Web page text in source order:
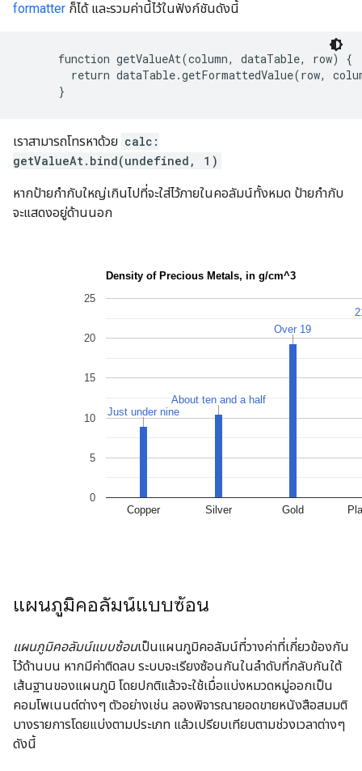
formatter ก็ได้ และรวมค่านี้ไว้ในฟังก์ชันดังนี้
      function getValueAt(column, dataTable, row) {
return dataTable.getFormattedValue(row,
เราสามารถโทรหาด้วย calc:
getValueAt.bind(undefined, 1)
หากป้ายกำกับใหญ่เกินไปที่จะใส่ไว้ภายในคอลัมน์ทั้งหมด ป้ายกำกับ
จะแสดงอยู่ด้านนอก
แผนภูมิคอลัมน์แบบซ้อน
แผนภูมิคอลัมน์แบบซ้อนเป็นแผนภูมิคอลัมน์ที่วางค่าที่เกี่ยวข้องกัน
ไว้ด้านบน หากมีค่าติดลบ ระบบจะเรียงซ้อนกันในลำดับที่กลับกันใต้
เส้นฐานของแผนภูมิ โดยปกติแล้วจะใช้เมื่อแบ่งหมวดหมู่ออกเป็น
คอมโพเนนต์ต่างๆ ตัวอย่างเช่น ลองพิจารณายอดขายหนังสือสมมติ
บางรายการโดยแบ่งตามประเภท แล้วเปรียบเทียบตามช่วงเวลาต่างๆ
ดังนี้